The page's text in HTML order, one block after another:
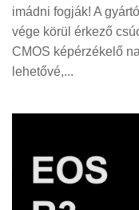
imádni fogják! A
vége körül érkező
CMOS képérzékelő
lehetővé,...